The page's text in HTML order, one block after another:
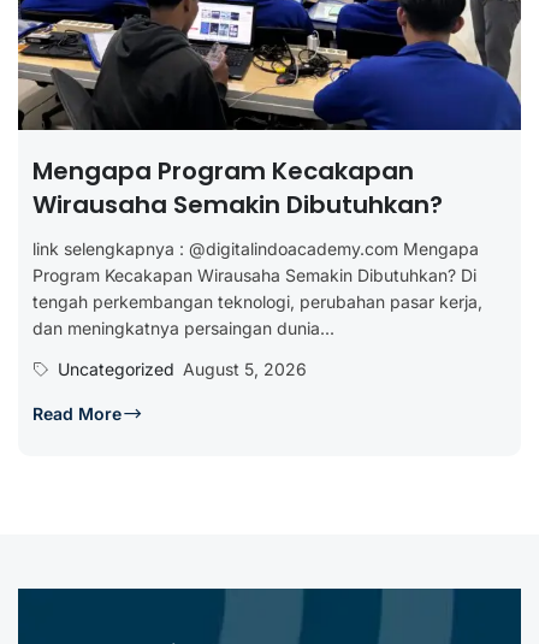
Mengapa Program Kecakapan
Wirausaha Semakin Dibutuhkan?
link selengkapnya : @digitalindoacademy.com Mengapa
Program Kecakapan Wirausaha Semakin Dibutuhkan? Di
tengah perkembangan teknologi, perubahan pasar kerja,
dan meningkatnya persaingan dunia...
Uncategorized August 5, 2026
Read More